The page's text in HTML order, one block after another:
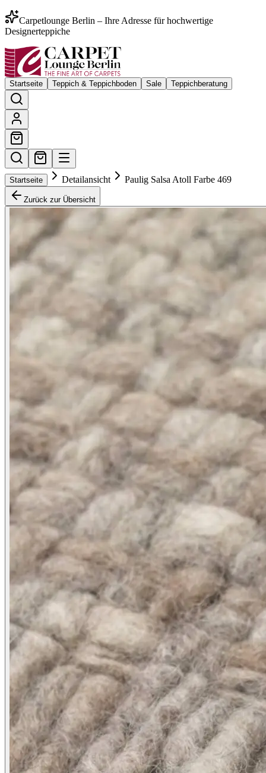
Carpetlounge Berlin – Ihre Adresse für hochwertige
Designerteppiche
Startseite Teppich & Teppichboden Sale Teppichberatung
Startseite Detailansicht Paulig Salsa Atoll Farbe 469
Zurück zur Übersicht